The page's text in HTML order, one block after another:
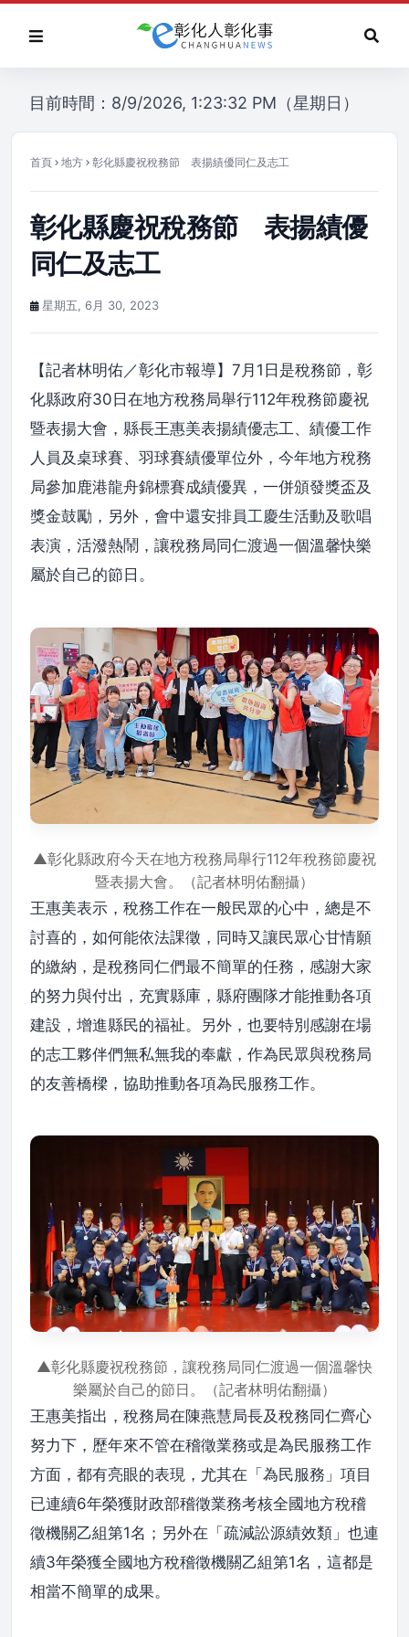
目前時間：8/9/2026, 1:23:32 PM（星期日）
首頁 地方 彰化縣慶祝稅務節 表揚績優同仁及志工
彰化縣慶祝稅務節 表揚績優
同仁及志工
星期五, 6月 30, 2023
【記者林明佑／彰化市報導】7月1日是稅務節，彰
化縣政府30日在地方稅務局舉行112年稅務節慶祝
暨表揚大會，縣長王惠美表揚績優志工、績優工作
人員及桌球賽、羽球賽績優單位外，今年地方稅務
局參加鹿港龍舟錦標賽成績優異，一併頒發獎盃及
獎金鼓勵，另外，會中還安排員工慶生活動及歌唱
表演，活潑熱鬧，讓稅務局同仁渡過一個溫馨快樂
屬於自己的節日。
▲彰化縣政府今天在地方稅務局舉行112年稅務節慶祝
暨表揚大會。（記者林明佑翻攝）
王惠美表示，稅務工作在一般民眾的心中，總是不
討喜的，如何能依法課徵，同時又讓民眾心甘情願
的繳納，是稅務同仁們最不簡單的任務，感謝大家
的努力與付出，充實縣庫，縣府團隊才能推動各項
建設，增進縣民的福祉。另外，也要特別感謝在場
的志工夥伴們無私無我的奉獻，作為民眾與稅務局
的友善橋樑，協助推動各項為民服務工作。
▲彰化縣慶祝稅務節，讓稅務局同仁渡過一個溫馨快
樂屬於自己的節日。（記者林明佑翻攝）
王惠美指出，稅務局在陳燕慧局長及稅務同仁齊心
努力下，歷年來不管在稽徵業務或是為民服務工作
方面，都有亮眼的表現，尤其在「為民服務」項目
已連續6年榮獲財政部稽徵業務考核全國地方稅稽
徵機關乙組第1名；另外在「疏減訟源績效類」也連
續3年榮獲全國地方稅稽徵機關乙組第1名，這都是
相當不簡單的成果。